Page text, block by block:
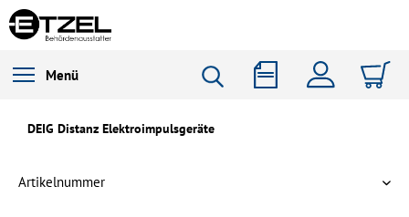
Menü
DEIG Distanz Elektroimpulsgeräte